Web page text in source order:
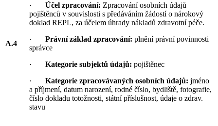
A.4
· Účel zpracování: Zpracování osobních údajů
pojištěnců v souvislosti s předáváním žádostí o nárokový
doklad REPL, za účelem úhrady nákladů zdravotní péče.
· Právní základ zpracování: plnění právní povinnosti
správce
· Kategorie subjektů údajů: pojištěnec
· Kategorie zpracovávaných osobních údajů: jméno
a příjmení, datum narození, rodné číslo, bydliště, fotografie,
číslo dokladu totožnosti, státní příslušnost, údaje o zdrav.
stavu